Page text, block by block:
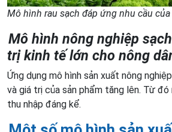
Mô hình rau sạch đáp ứng nhu cầu
Mô hình nông nghiệp
trị kinh tế lớn cho nông
Ứng dụng mô hình sản xuất nông
và giá trị của sản phẩm tăng lên. Từ
thu nhập đáng kể.